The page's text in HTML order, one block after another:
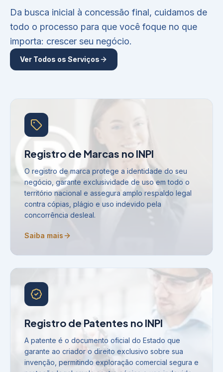
Da busca inicial à concessão final, cuidamos de
todo o processo para que você foque no que
importa: crescer seu negócio.
Ver Todos os Serviços
Registro de Marcas no INPI
O registro de marca protege a identidade do seu
negócio, garante exclusividade de uso em todo o
território nacional e assegura amplo respaldo legal
contra cópias, plágio e uso indevido pela
concorrência desleal.
Saiba mais
Registro de Patentes no INPI
A patente é o documento oficial do Estado que
garante ao criador o direito exclusivo sobre sua
invenção, permitindo exploração comercial segura e